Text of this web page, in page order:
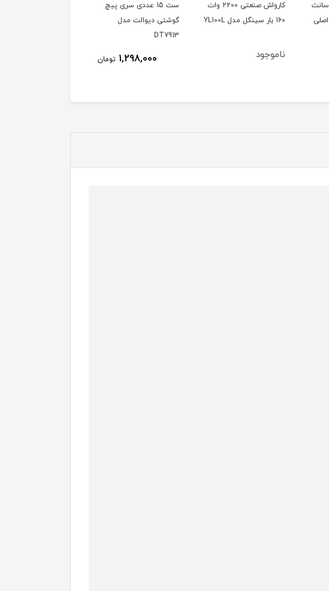
اره زنجیری تیغه 45 سانت
اشتیل مدل MS250 اصلی
کارواش صنعتی 2200 وات
160 بار سینگل مدل YL100L
ناموجود
ست 15 عددی سری پیچ
گوشتی دیوالت مدل
DT7913
1,298,000 تومان